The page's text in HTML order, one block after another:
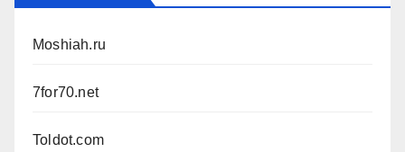
Moshiah.ru
7for70.net
Toldot.com